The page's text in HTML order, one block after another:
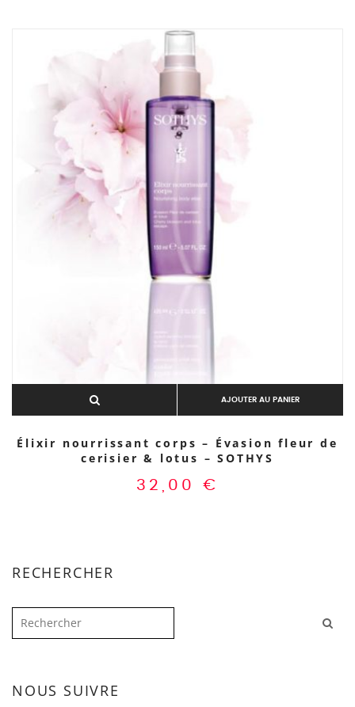
AJOUTER AU PANIER
Élixir nourrissant corps – Évasion fleur de
cerisier & lotus – SOTHYS
32,00 €
RECHERCHER
NOUS SUIVRE